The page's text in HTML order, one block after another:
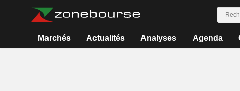
Marchés Actualités Analyses Agenda